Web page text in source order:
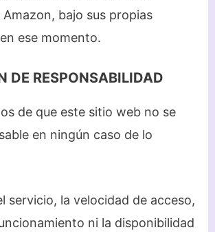
Amazon, bajo sus propias
ese momento.
DE RESPONSABILIDAD
de que este sitio web no se
en ningún caso de lo
servicio, la velocidad de acceso,
ni la disponibilidad